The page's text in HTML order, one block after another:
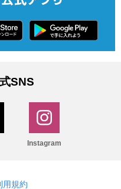
SNS
Instagram
用規約